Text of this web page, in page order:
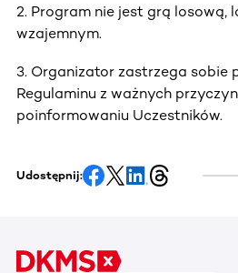
2. Program nie jest grą losową,
wzajemnym.
3. Organizator zastrzega sobie
Regulaminu z ważnych
poinformowaniu Uczestników.
Udostępnij: